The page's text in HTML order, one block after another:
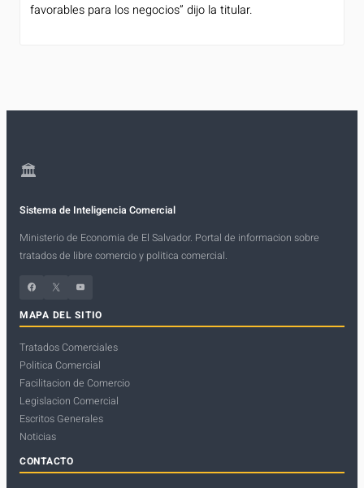
favorables para los negocios” dijo la titular.
🏛
Sistema de Inteligencia Comercial
Ministerio de Economia de El Salvador. Portal de informacion sobre
tratados de libre comercio y politica comercial.
Facebook X
YouTube
MAPA DEL SITIO
Tratados Comerciales
Politica Comercial
Facilitacion de Comercio
Legislacion Comercial
Escritos Generales
Noticias
CONTACTO